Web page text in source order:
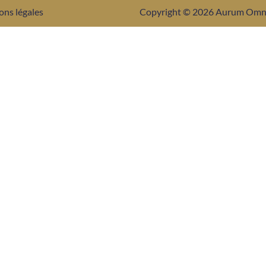
légales Copyright © 2026 Aurum